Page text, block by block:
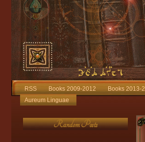
RSS Books 2009-2012
Books 2013-
Aureum Linguae
Random Posts